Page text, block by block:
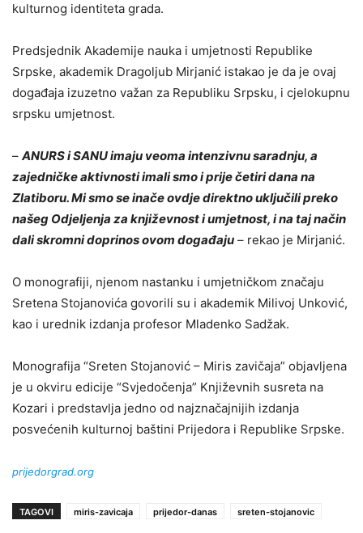
kulturnog identiteta grada.
Predsjednik Akademije nauka i umjetnosti Republike
Srpske, akademik Dragoljub Mirjanić istakao je da je ovaj
događaja izuzetno važan za Republiku Srpsku, i cjelokupnu
srpsku umjetnost.
– ANURS i SANU imaju veoma intenzivnu saradnju, a
zajedničke aktivnosti imali smo i prije četiri dana na
Zlatiboru. Mi smo se inače ovdje direktno uključili preko
našeg Odjeljenja za književnost i umjetnost, i na taj način
dali skromni doprinos ovom događaju – rekao je Mirjanić.
O monografiji, njenom nastanku i umjetničkom značaju
Sretena Stojanovića govorili su i akademik Milivoj Unković,
kao i urednik izdanja profesor Mladenko Sadžak.
Monografija “Sreten Stojanović – Miris zavičaja” objavljena
je u okviru edicije “Svjedočenja” Književnih susreta na
Kozari i predstavlja jedno od najznačajnijih izdanja
posvećenih kulturnoj baštini Prijedora i Republike Srpske.
prijedorgrad.org
TAGOVI miris-zavicaja prijedor-danas sreten-stojanovic